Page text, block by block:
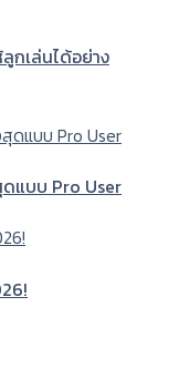
กเล่นได้อย่าง
ดแบบ Pro User